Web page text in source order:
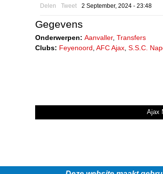
Delen Tweet 2 September, 2024 - 23:48
Gegevens
Onderwerpen: Aanvaller, Transfers
Clubs: Feyenoord AFC Ajax S.S.C.
Ajax